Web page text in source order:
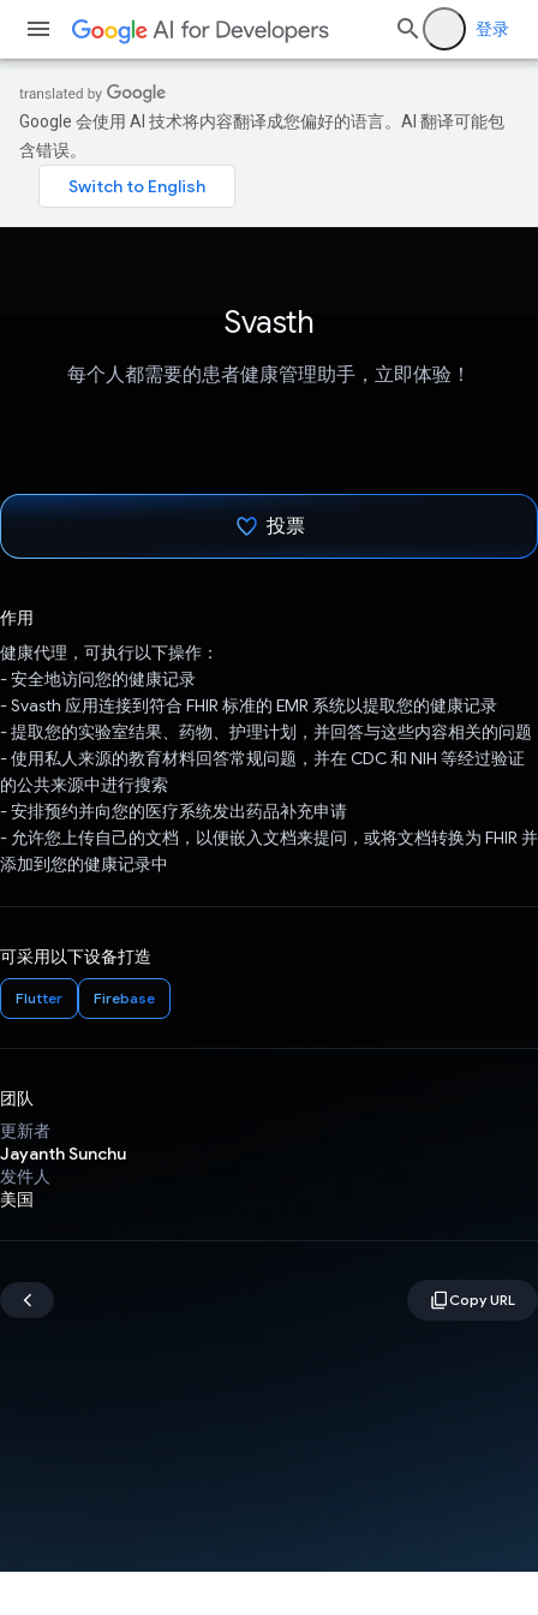
登录
Google 会使用 AI 技术将内容翻译成您偏好的语言。AI 翻译可能包
含错误。
Svasth
每个人都需要的患者健康管理助手，立即体验！
投票
作用
健康代理，可执行以下操作：
- 安全地访问您的健康记录
- Svasth 应用连接到符合 FHIR 标准的 EMR 系统以提取您的健康记录
- 提取您的实验室结果、药物、护理计划，并回答与这些内容相关的问题
- 使用私人来源的教育材料回答常规问题，并在 CDC 和 NIH 等经过验证
的公共来源中进行搜索
- 安排预约并向您的医疗系统发出药品补充申请
- 允许您上传自己的文档，以便嵌入文档来提问，或将文档转换为 FHIR 并
添加到您的健康记录中
可采用以下设备打造
Flutter Firebase
团队
更新者
Jayanth Sunchu
发件人
美国